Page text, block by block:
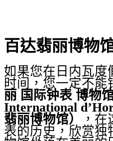
百达翡丽博物
如果您在日内瓦度
时间，您一定不能
丽 国际钟表 博物
International
翡丽博物馆）
，
表的历史，欣赏独